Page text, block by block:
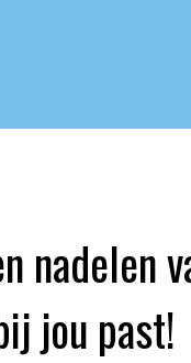
nadelen
jou past!